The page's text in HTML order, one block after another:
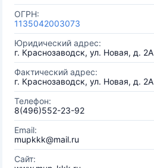
ОГРН:
1135042003073
Юридический адрес:
г. Краснозаводск, ул. Новая, д. 2А
Фактический адрес:
г. Краснозаводск, ул. Новая, д. 2А
Телефон:
8(496)552-23-92
Email:
mupkkk@mail.ru
Сайт: